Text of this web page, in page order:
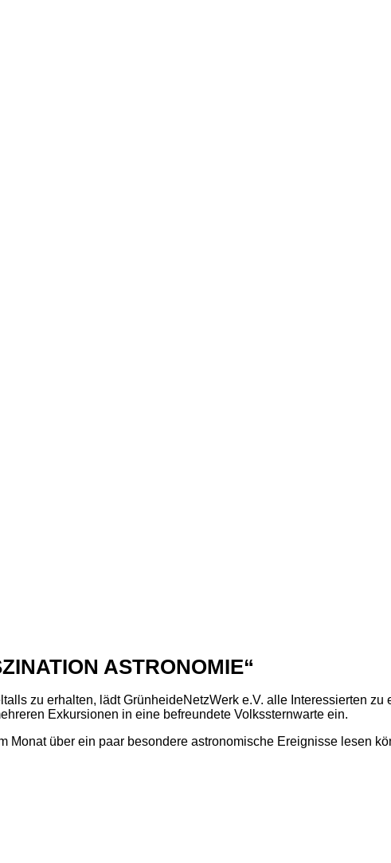
ASTRONOMIE“
zu erhalten, lädt GrünheideNetzWerk e.V. alle Interessierten zu
Exkursionen in eine befreundete Volkssternwarte ein.
Monat über ein paar besondere astronomische Ereignisse lesen